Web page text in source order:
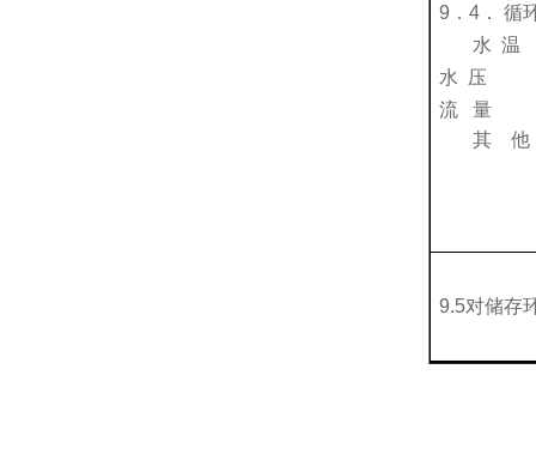
9 ． 4 ．
循
水 温
水 压
流
量
其
他
9.5对储存